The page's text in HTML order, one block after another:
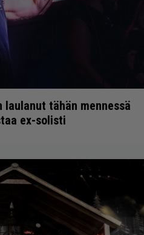
tähän mennessä
ex-solisti